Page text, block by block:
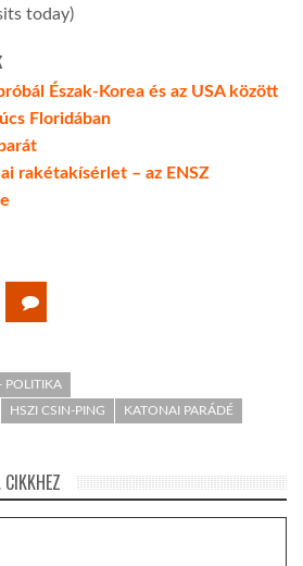
today)
Észak-Korea és az USA között
Floridában
rakétakísérlet – az ENSZ
POLITIKA
HSZI CSIN-PING
KATONAI PARÁDÉ